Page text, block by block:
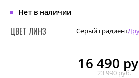
Нет в наличии
ЦВЕТ ЛИНЗ Серый градиент
16 490
23 990 руб.